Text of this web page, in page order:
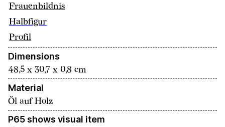
Frauenbildnis
Halbfigur
Profil
Dimensions
48,5 x 30,7 x 0,8 cm
Material
Öl auf Holz
P65 shows visual item